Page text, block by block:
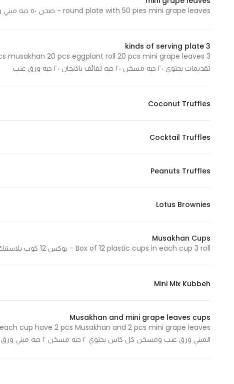
round plate with 50 pies mini grape leaves - صحن ٥٠ حبه ميني ورق عنب
3 kinds of serving plate
تقديمات يحتوي ٢٠ حبه مسخن ٢٠ حبه لفائف باذنجان ٢٠ حبه ورق عنب
Coconut Truffles
Cocktail Truffles
Peanuts Truffles
Lotus Brownies
Musakhan Cups
Box of 12 plastic cups in each cup 3 roll - بوكس 12 كوب بلاستيك بكل كوب 3 لفائف
Mini Mix Kubbeh
Musakhan and mini grape leaves cups
الميني ورق عنب ومسخن كل كاس يحتوي ٢ حبه مسخن ٢ حبه ميني ورق عنب